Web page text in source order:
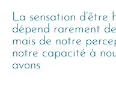
La sensation d’être
dépend rarement
mais de notre
notre capacité à
avons